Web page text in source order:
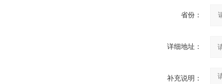
省份：
详细地址：
补充说明：